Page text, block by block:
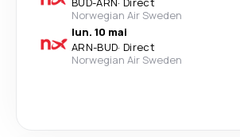
Norwegian Air Sweden
lun. 10 mai
ARN-BUD· Direct
Norwegian Air Sweden